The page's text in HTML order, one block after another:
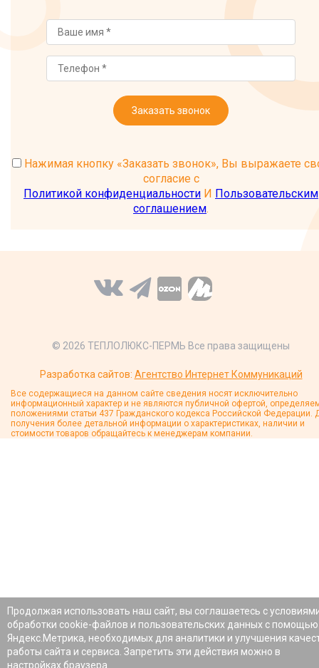
Заказать звонок
Нажимая кнопку «Заказать звонок», Вы выражаете
согласие с
Политикой конфиденциальности И Пользовательским
соглашением.
© 2026 ТЕПЛОЛЮКС-ПЕРМЬ Все права защищены
Разработка сайтов: Агентство Интернет Коммуникаций
Все содержащиеся на данном сайте сведения носят исключительно
информационный характер и не являются публичной офертой,
положениями статьи 437 Гражданского кодекса Российской Федерации.
получения более детальной информации о характеристиках, наличии и
стоимости товаров обращайтесь к менеджерам компании.
Продолжая использовать наш сайт, вы соглашаетесь с
обработки cookie-файлов и пользовательских данных с помощью
Яндекс.Метрика, необходимых для аналитики и улучшения
работы сайта и сервиса. Запретить эти действия можно в
настройках браузера